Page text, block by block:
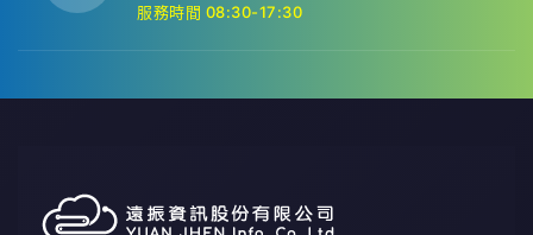
服務時間 08:30-17:30